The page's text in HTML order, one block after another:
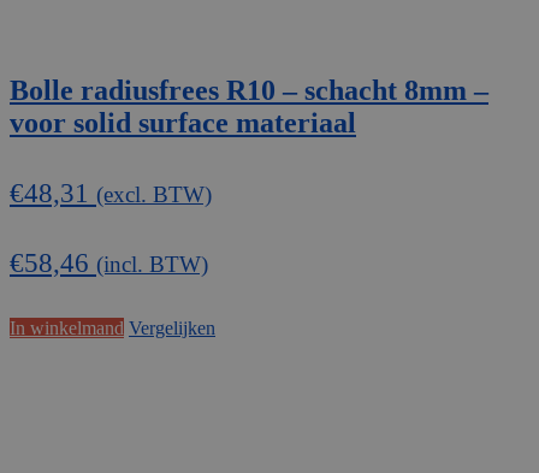
Bolle radiusfrees R10 – schacht 8mm –
voor solid surface materiaal
€48,31 (excl. BTW)
€58,46 (incl. BTW)
In winkelmand Vergelijken